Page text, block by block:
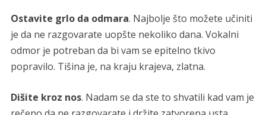
Ostavite grlo da odmara. Najbolje što možete učiniti
je da ne razgovarate uopšte nekoliko dana. Vokalni
odmor je potreban da bi vam se epitelno tkivo
popravilo. Tišina je, na kraju krajeva, zlatna.
Dišite kroz nos. Nadam se da ste to shvatili kad vam je